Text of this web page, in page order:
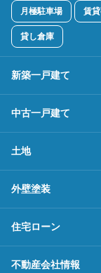
月極駐車場 賃
貸し倉庫
新築一戸建て
中古一戸建て
土地
外壁塗装
住宅ローン
不動産会社情報